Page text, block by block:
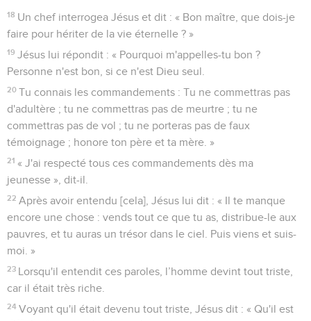
18 Un chef interrogea Jésus et dit : « Bon maître, que dois-je
faire pour hériter de la vie éternelle ? »
19 Jésus lui répondit : « Pourquoi m'appelles-tu bon ?
Personne n'est bon, si ce n'est Dieu seul.
20 Tu connais les commandements : Tu ne commettras pas
d'adultère ; tu ne commettras pas de meurtre ; tu ne
commettras pas de vol ; tu ne porteras pas de faux
témoignage ; honore ton père et ta mère. »
21 « J'ai respecté tous ces commandements dès ma
jeunesse », dit-il.
22 Après avoir entendu [cela], Jésus lui dit : « Il te manque
encore une chose : vends tout ce que tu as, distribue-le aux
pauvres, et tu auras un trésor dans le ciel. Puis viens et suis-
moi. »
23 Lorsqu'il entendit ces paroles, l’homme devint tout triste,
car il était très riche.
24 Voyant qu'il était devenu tout triste, Jésus dit : « Qu'il est